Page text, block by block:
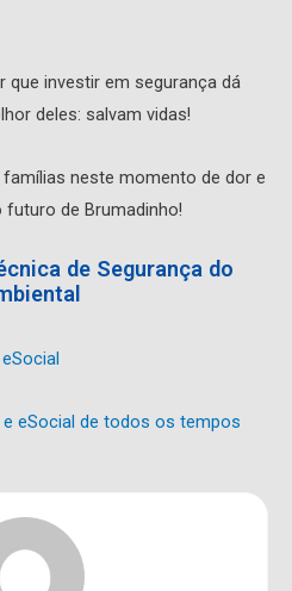
investir em segurança dá
deles: salvam vidas!
neste momento de dor e
de Brumadinho!
de Segurança do
eSocial de todos os tempos